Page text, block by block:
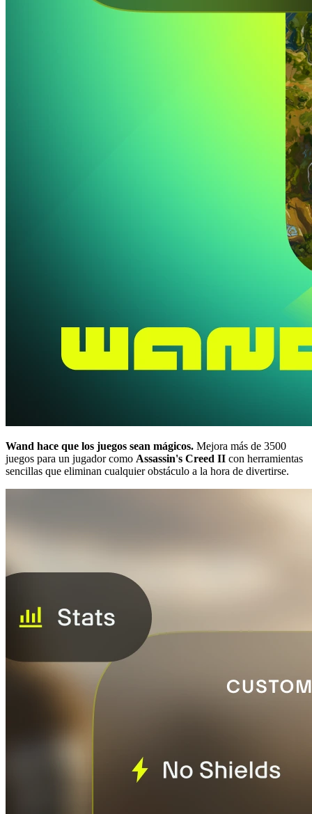
Wand hace que los juegos sean mágicos. Mejora más de 3500
juegos para un jugador como Assassin's Creed II con herramientas
sencillas que eliminan cualquier obstáculo a la hora de divertirse.